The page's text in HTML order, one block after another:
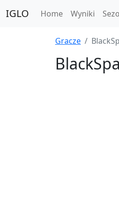
IGLO Home Wyniki
Gracze